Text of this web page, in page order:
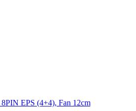
EPS (4+4), Fan 12cm